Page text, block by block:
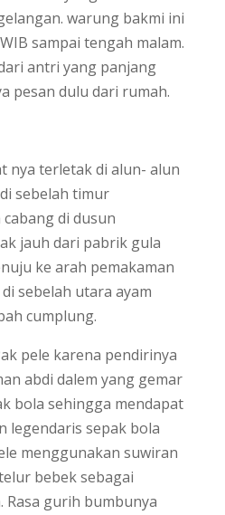
warung bakmi ini
sampai tengah malam.
antri yang panjang
pesan dulu dari rumah.
nya terletak di alun- alun
sebelah timur
di dusun
jauh dari pabrik gula
ke arah pemakaman
sebelah utara ayam
cumplung.
pele karena pendirinya
abdi dalem yang gemar
bola sehingga mendapat
legendaris sepak bola
menggunakan suwiran
bebek sebagai
Rasa gurih bumbunya